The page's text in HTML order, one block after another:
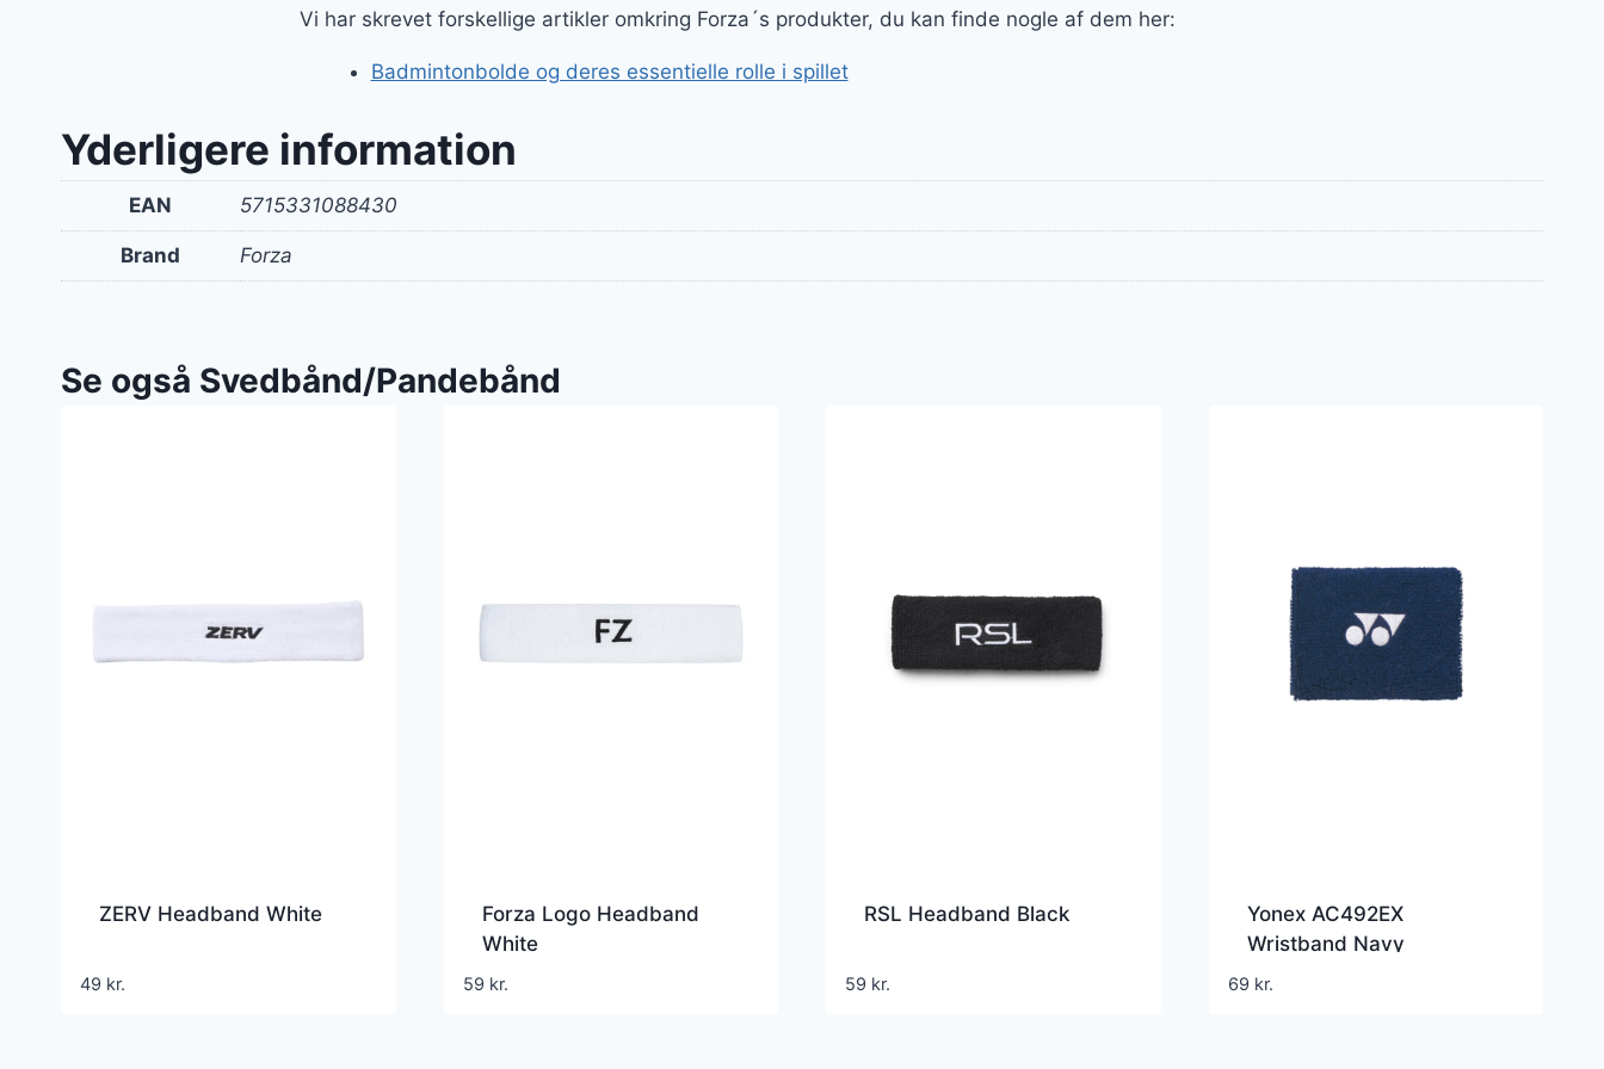
Vi har skrevet forskellige artikler omkring Forza´s produkter, du kan finde nogle af dem her:
Badmintonbolde og deres essentielle rolle i spillet
Yderligere information
EAN 5715331088430
Brand Forza
Se også Svedbånd/Pandebånd
ZERV Headband White
49 kr.
Forza Logo Headband
White
59 kr.
RSL Headband Black
59 kr.
Yonex AC492EX
Wristband Navy
69 kr.